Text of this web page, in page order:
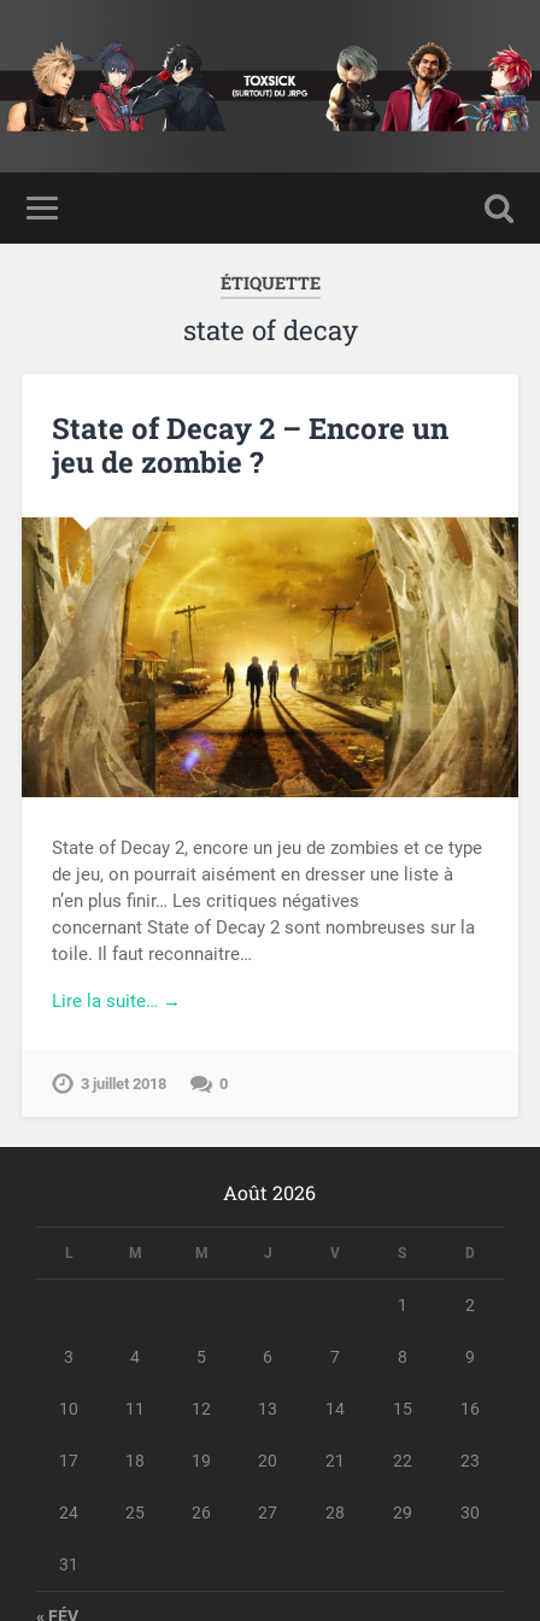
ÉTIQUETTE
state of decay
State of Decay 2 – Encore un
jeu de zombie ?
State of Decay 2, encore un jeu de zombies et ce type
de jeu, on pourrait aisément en dresser une liste à
n’en plus finir… Les critiques négatives
concernant State of Decay 2 sont nombreuses sur la
toile. Il faut reconnaitre…
Lire la suite… →
3 juillet 2018 0
Août 2026
L M M J V S D
1 2
3 4 5 6 7 8 9
10 11 12 13 14 15 16
17 18 19 20 21 22 23
24 25 26 27 28 29 30
31
« FÉV